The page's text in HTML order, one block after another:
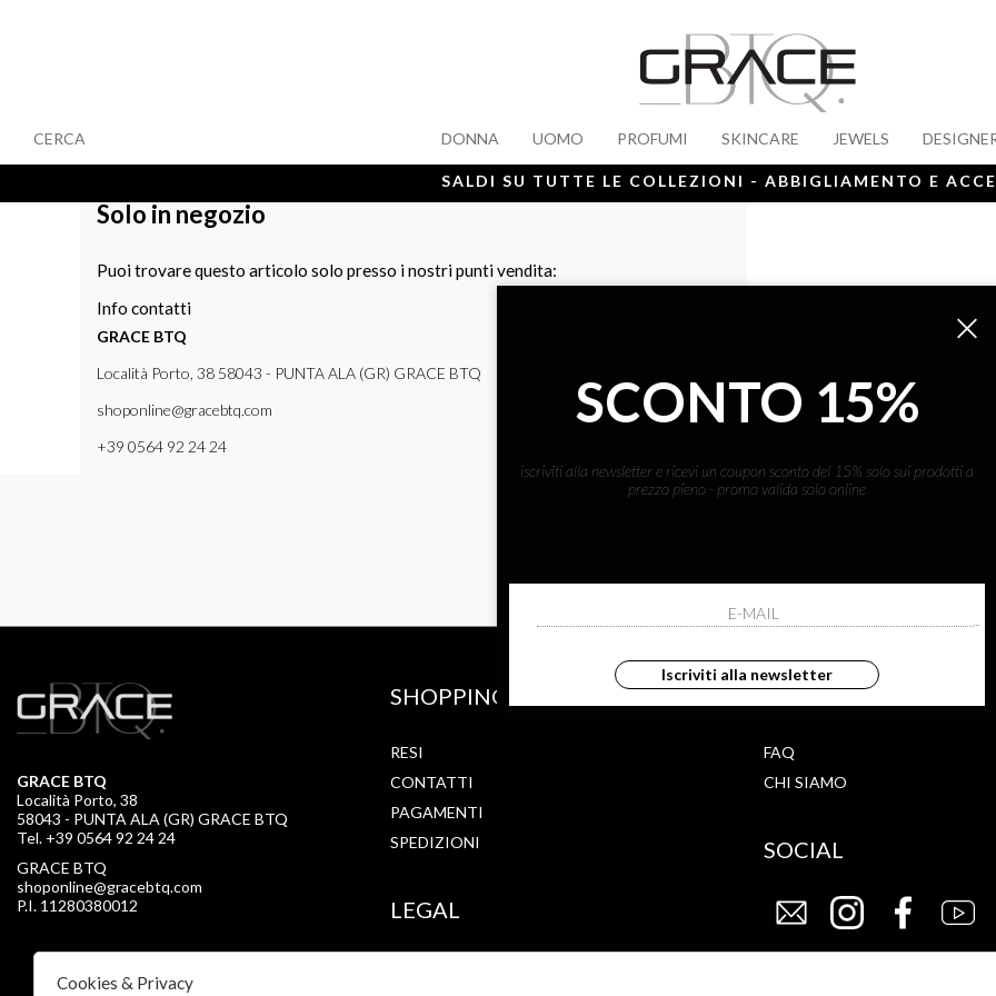
DONNA UOMO PROFUMI SKINCARE JEWELS
CERCA
SALDI SU TUTTE LE COLLEZIONI - ABBIGLIAMENTO E
Solo in negozio
Puoi trovare questo articolo solo presso i nostri punti vendita:
Info contatti
GRACE BTQ
Località Porto, 38 58043 - PUNTA ALA (GR) GRACE BTQ
shoponline@gracebtq.com
+39 0564 92 24 24
ISCRIVITI ALLA
ho letto ed accettato le condizioni sulla
GRACE BTQ
Località Porto, 38
58043 - PUNTA ALA (GR) GRACE BTQ
Tel. +39 0564 92 24 24
GRACE BTQ
shoponline@gracebtq.com
P.I. 11280380012
SHOPPING
RESI
CONTATTI
PAGAMENTI
SPEDIZIONI
LEGAL
STORE
FAQ
CHI SIAMO
SOCIAL
SCONTO 15%
iscriviti alla newsletter e ricevi un coupon sconto del 15% solo sui prodotti a
prezzo pieno - promo valida solo online
Iscriviti alla newsletter
Cookies & Privacy